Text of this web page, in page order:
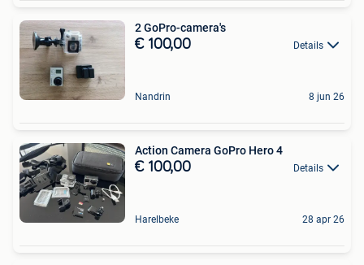
2 GoPro-camera's
€ 100,00 Details
Nandrin 8 jun 26
Action Camera GoPro Hero 4
€ 100,00 Details
Harelbeke 28 apr 26